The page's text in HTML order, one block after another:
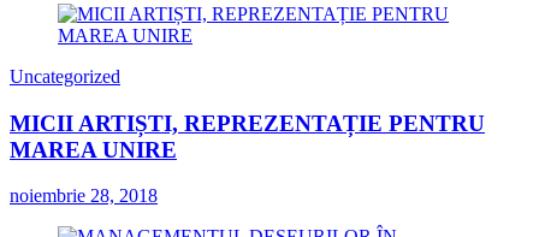
Uncategorized
MICII ARTIȘTI, REPREZENTAȚIE PENTRU
MAREA UNIRE
noiembrie 28, 2018